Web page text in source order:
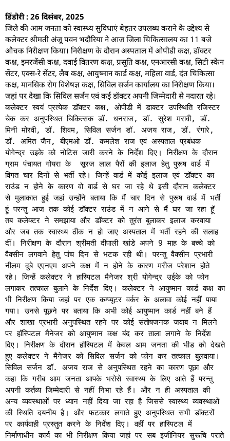
डिंडौरी : 26 दिसंबर, 2025
जिले की आम जनता को स्वास्थ्य सुविधाएं बेहतर उपलब्ध कराने के उद्देश्य से
कलेक्टर श्रीमती अंजू पवन भदौरिया ने आज जिला चिकित्सालय का 11 बजे
औचक निरीक्षण किया। निरीक्षण के दौरान अस्पताल में ओपीडी कक्ष, डॉक्टर
कक्ष, इमरजेंसी कक्ष, दवाई वितरण कक्ष, प्रसूति कक्ष, एनआरसी कक्ष, सिटी स्केन
सेंटर, एक्स-रे सेंटर, लैब कक्ष, आयुष्मान कार्ड कक्ष, महिला वार्ड, दंत चिकित्सा
कक्ष, मानसिक रोग विशेषज्ञ कक्ष, सिविल सर्जन कार्यालय का निरीक्षण किया।
जहां पर देखा कि सिविल सर्जन एवं कई डॉक्टर अपनी जिम्मेदारी से नदारत रहे।
कलेक्टर स्वयं प्रत्येक डॉक्टर कक्ष, ओपीडी में डाक्टर उपस्थिति रजिस्टर
चेक कर अनुपस्थित चिकित्सक डॉ. धनराज, डॉ. सुरेश मरावी, डॉ.
मिनी मोरवी, डॉ. शिवम, सिविल सर्जन डॉ. अजय राज, डॉ. रंगारे,
डॉ. अमित जैन, बीएमओ डॉ. कमलेश राज एवं अस्पताल प्रबंधक
योगेन्द्र उइके को नोटिस जारी करने के निर्देश दिए। निरीक्षण के दौरान
ग्राम पंचायत गोयरा के सूरज लाल पैरों की इलाज हेतु पुरूष वार्ड में
विगत चार दिनों से भर्ती रहे। जिन्हें वार्ड में कोई इलाज एवं डॉक्टर का
राउंड न होने के कारण वो वार्ड से घर जा रहे थे इसी दौरान कलेक्टर
से मुलाकात हुई जहां उन्होंने बताया कि मैं चार दिन से पुरूष वार्ड में भर्ती
हूं परन्तु आज तक कोई डॉक्टर राउंड में न आने से मैं घर जा रहा हूॅ
तब कलेक्टर ने समझाया और डॉक्टर को तुरंत बुलाकर इलाज करवाया
और जब तक स्वास्थ्य ठीक न हो जाए अस्पताल में भर्ती रहने की सलाह
दीं। निरीक्षण के दौरान श्रीमती दीपाली खांडे अपने 9 माह के बच्चे को
वैक्सीन लगवाने हेतु पांच दिन से भटक रही थी। परन्तु वैक्सीन प्रभारी
नीलम दुबे एएनएम अपने कक्ष में न होने के कारण मरीज परेशान होते
रहे। जिन्हें कलेक्टर ने हास्पिटल मैनेजर श्री योगेन्द्र उईके को फोन
लगाकर तत्काल बुलाने के निर्देश दिए। कलेक्टर ने आयुष्मान कार्ड कक्ष का
भी निरीक्षण किया जहां पर एक कम्प्यूटर वर्कर के अलावा कोई नहीं पाया
गया। उनसे पूछने पर बताया कि अभी कोई आयुष्मान कार्ड नहीं बने हैं
और शाखा प्रभारी अनुपस्थित रहने पर कोई संतोषजनक जवाब न मिलने
पर हॉस्पिटल मैनेजर को आयुष्मान कक्ष बंद कर ताला लगाने के निर्देश
दिए। निरीक्षण के दौरान हॉस्पिटल में केवल आम जनता की भीड को देखते
हुए कलेक्टर ने मैनेजर को सिविल सर्जन को फोन कर तत्काल बुलवाया।
सिविल सर्जन डॉ. अजय राज से अनुपस्थित रहने का कारण पूछा और
कहा कि गरीब आम जनता आपके भरोसे स्वास्थ्य के लिए आते हैं परन्तु
अपनी कर्तव्य जिम्मेदारी से नहीं निभा रहे हैं। और न ही अस्पताल की
अन्य व्यवस्थाओं पर ध्यान नहीं दिया जा रहा है जिससे स्वास्थ्य व्यवस्थाओं
की स्थिति दयनीय है। और फटकार लगाते हुए अनुपस्थित सभी डॉक्टरों
पर कार्यवाही प्रस्तुत करने के निर्देश दिए। वहीं पर हास्पिटल में
निर्माणाधीन कार्य का भी निरीक्षण किया जहां पर सब इंजीनियर सुरूचि पराते